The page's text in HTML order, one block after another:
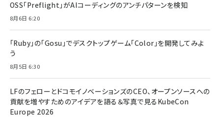
OSS「Preflight」がAIコーディングのアンチパターンを検知
8月6日 6:20
「Ruby」の「Gosu」でデスクトップゲーム「Color」を開発してみよ
う
8月5日 6:30
LFのフェローとドコモイノベーションズのCEO、オープンソースへの
貢献を増やすためのアイデアを語る＆写真で見るKubeCon
Europe 2026